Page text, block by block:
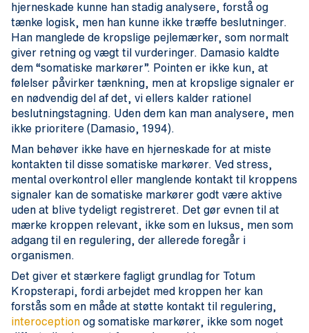
hjerneskade kunne han stadig analysere, forstå og
tænke logisk, men han kunne ikke træffe beslutninger.
Han manglede de kropslige pejlemærker, som normalt
giver retning og vægt til vurderinger. Damasio kaldte
dem “somatiske markører”. Pointen er ikke kun, at
følelser påvirker tænkning, men at kropslige signaler er
en nødvendig del af det, vi ellers kalder rationel
beslutningstagning. Uden dem kan man analysere, men
ikke prioritere (Damasio, 1994).
Man behøver ikke have en hjerneskade for at miste
kontakten til disse somatiske markører. Ved stress,
mental overkontrol eller manglende kontakt til kroppens
signaler kan de somatiske markører godt være aktive
uden at blive tydeligt registreret. Det gør evnen til at
mærke kroppen relevant, ikke som en luksus, men som
adgang til en regulering, der allerede foregår i
organismen.
Det giver et stærkere fagligt grundlag for Totum
Kropsterapi, fordi arbejdet med kroppen her kan
forstås som en måde at støtte kontakt til regulering,
interoception og somatiske markører, ikke som noget